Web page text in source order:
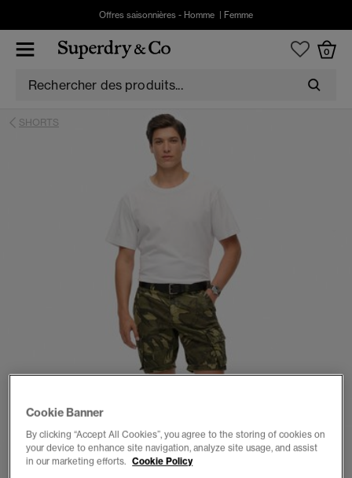
Offres saisonnières - Homme Femme
0
SHORTS
Cookie Banner
By clicking “Accept All Cookies”, you agree to the storing of cookies on
your device to enhance site navigation, analyze site usage, and assist
in our marketing efforts. Cookie Policy